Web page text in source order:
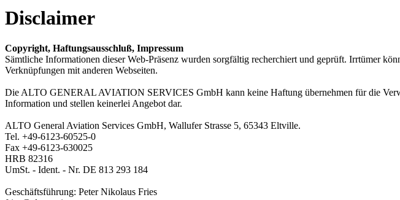
Disclaimer
Copyright, Haftungsausschluß, Impressum
Sämtliche Informationen dieser Web-Präsenz wurden sorgfältig recherchiert und geprüft. Irrtümer
Verknüpfungen mit anderen Webseiten.
Die ALTO GENERAL AVIATION SERVICES GmbH kann keine Haftung übernehmen für die
Information und stellen keinerlei Angebot dar.
ALTO General Aviation Services GmbH, Wallufer Strasse 5, 65343 Eltville.
Tel. +49-6123-60525-0
Fax +49-6123-630025
HRB 82316
UmSt. - Ident. - Nr. DE 813 293 184
Geschäftsführung: Peter Nikolaus Fries